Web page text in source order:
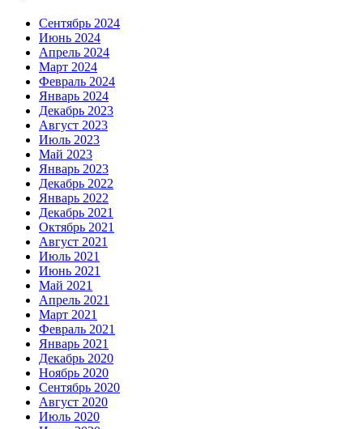
Сентябрь 2024
Июнь 2024
Апрель 2024
Март 2024
Февраль 2024
Январь 2024
Декабрь 2023
Август 2023
Июль 2023
Май 2023
Январь 2023
Декабрь 2022
Январь 2022
Декабрь 2021
Октябрь 2021
Август 2021
Июль 2021
Июнь 2021
Май 2021
Апрель 2021
Март 2021
Февраль 2021
Январь 2021
Декабрь 2020
Ноябрь 2020
Сентябрь 2020
Август 2020
Июль 2020